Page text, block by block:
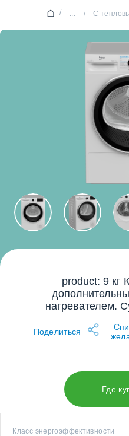
/ ... / С
product: 9 кг
нагревателем.
Поделиться
Где
Класс энергоэффективности